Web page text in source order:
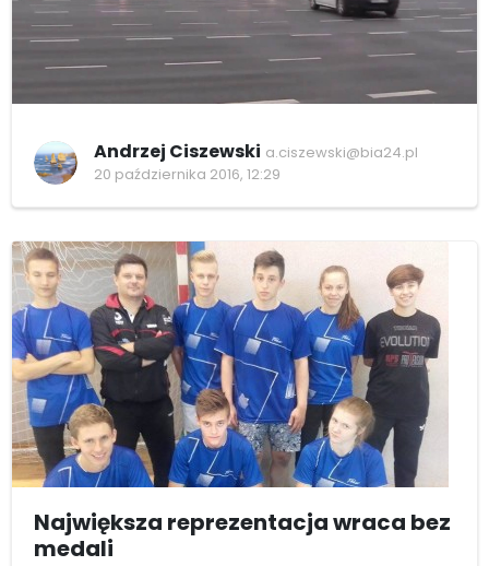
Andrzej Ciszewski a.ciszewski@bia24.pl
20 października 2016, 12:29
Największa reprezentacja wraca bez
medali